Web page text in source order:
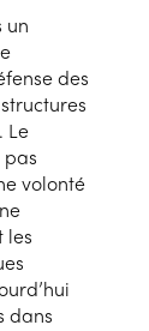
un
des
Le
volonté
les
dans